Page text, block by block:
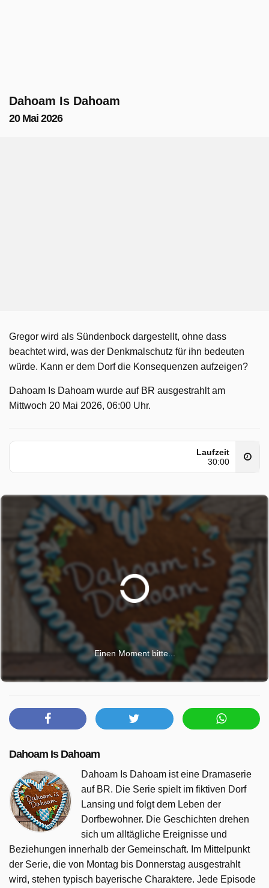
Dahoam Is Dahoam
20 Mai 2026
Gregor wird als Sündenbock dargestellt, ohne dass
beachtet wird, was der Denkmalschutz für ihn bedeuten
würde. Kann er dem Dorf die Konsequenzen aufzeigen?
Dahoam Is Dahoam wurde auf BR ausgestrahlt am
Mittwoch 20 Mai 2026, 06:00 Uhr.
Laufzeit
30:00
Einen Moment bitte...
Dahoam Is Dahoam
Dahoam Is Dahoam ist eine Dramaserie
auf BR. Die Serie spielt im fiktiven Dorf
Lansing und folgt dem Leben der
Dorfbewohner. Die Geschichten drehen
sich um alltägliche Ereignisse und
Beziehungen innerhalb der Gemeinschaft. Im Mittelpunkt
der Serie, die von Montag bis Donnerstag ausgestrahlt
wird, stehen typisch bayerische Charaktere. Jede Episode